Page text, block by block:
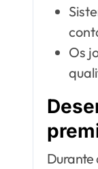
Os
Durante